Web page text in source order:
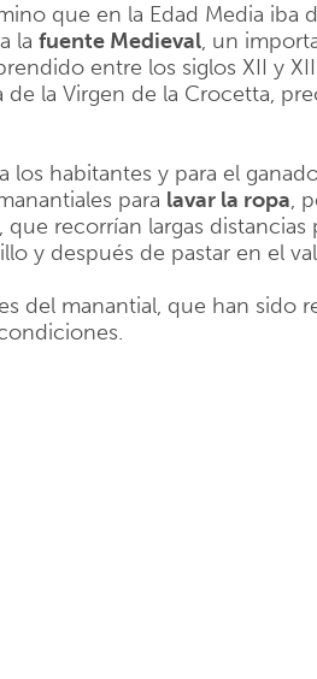
que en la Edad Media iba
la fuente Medieval, un
entre los siglos XII y
la Virgen de la Crocetta,
habitantes y para el
para lavar la ropa,
, que recorrían largas distancias
y después de pastar en el
del manantial, que han sido